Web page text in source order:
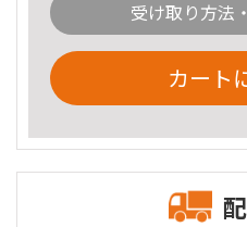
受け取り方法
カート